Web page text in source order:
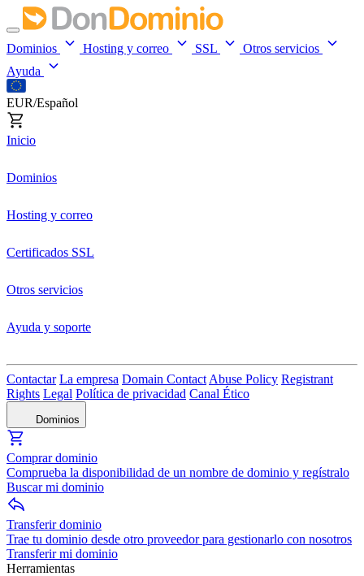
Dominios Hosting y correo SSL
Otros servicios
Ayuda
EUR/Español
Inicio
Dominios
Hosting y correo
Certificados SSL
Otros servicios
Ayuda y soporte
Contactar La empresa Domain Contact Abuse Policy Registrant
Rights Legal Política de privacidad Canal Ético
Dominios
Comprar dominio
Comprueba la disponibilidad de un nombre de dominio y regístralo
Buscar mi dominio
Transferir dominio
Trae tu dominio desde otro proveedor para gestionarlo con nosotros
Transferir mi dominio
Herramientas